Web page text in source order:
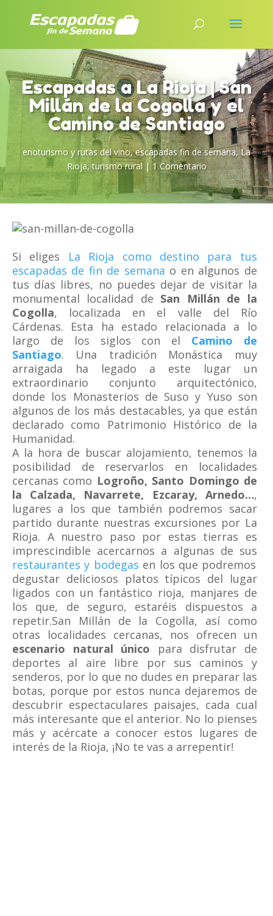
Escapadas a La Rioja | San
Millán de la Cogolla y el
Camino de Santiago
enoturismo y rutas del vino,escapadas fin de semana,La
Rioja,turismo rural| 1 Comentario
Si eliges La Rioja como destino para tus
escapadas de fin de semana o en algunos de
tus días libres, no puedes dejar de visitar la
monumental localidad de San Millán de la
Cogolla, localizada en el valle del Río
Cárdenas. Esta ha estado relacionada a lo
largo de los siglos con el Camino de
Santiago. Una tradición Monástica muy
arraigada ha legado a este lugar un
extraordinario conjunto arquitectónico,
donde los Monasterios de Suso y Yuso son
algunos de los más destacables, ya que están
declarado como Patrimonio Histórico de la
Humanidad.
A la hora de buscar alojamiento, tenemos la
posibilidad de reservarlos en localidades
cercanas como Logroño, Santo Domingo de
la Calzada, Navarrete, Ezcaray, Arnedo…,
lugares a los que también podremos sacar
partido durante nuestras excursiones por La
Rioja. A nuestro paso por estas tierras es
imprescindible acercarnos a algunas de sus
restaurantes y bodegas en los que podremos
degustar deliciosos platos típicos del lugar
ligados con un fantástico rioja, manjares de
los que, de seguro, estaréis dispuestos a
repetir.San Millán de la Cogolla, así como
otras localidades cercanas, nos ofrecen un
escenario natural único para disfrutar de
deportes al aire libre por sus caminos y
senderos, por lo que no dudes en preparar las
botas, porque por estos nunca dejaremos de
descubrir espectaculares paisajes, cada cual
más interesante que el anterior. No lo pienses
más y acércate a conocer estos lugares de
interés de la Rioja, ¡No te vas a arrepentir!